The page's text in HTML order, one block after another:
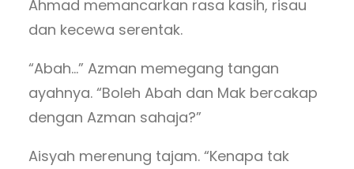
Ahmad memancarkan rasa kasih, risau
dan kecewa serentak.
“Abah…” Azman memegang tangan
ayahnya. “Boleh Abah dan Mak bercakap
dengan Azman sahaja?”
Aisyah merenung tajam. “Kenapa tak